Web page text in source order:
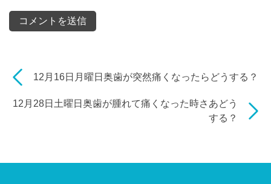
12月16日月曜日奥歯が突然痛くなったらどうする？
12月28日土曜日奥歯が腫れて痛くなった時さあどう
する？